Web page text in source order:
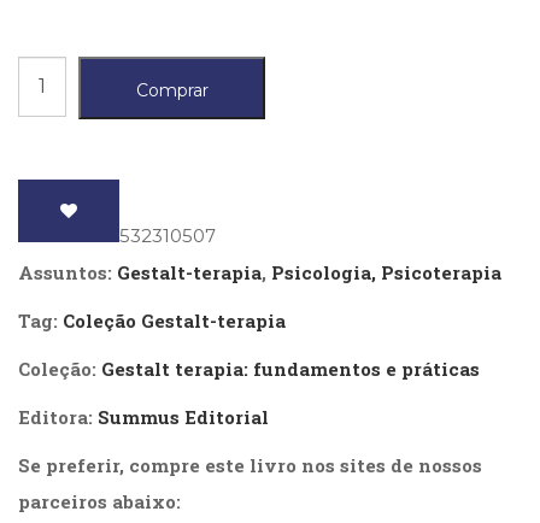
Neurolingüística)
Psicodrama
(799)
Publicidade,
Propaganda
Marketing
Puericultura
Rádio
(8)
Relações
Públicas
Modalidades
clínica
quantidade
Comprar
: 9788532310507
Assuntos: Gestalt-terapia, Psicologia, Psicoterapia
Tag: Coleção Gestalt-terapia
Coleção: Gestalt terapia: fundamentos e práticas
Editora: Summus Editorial
Se preferir, compre este livro nos sites de nossos
parceiros abaixo: